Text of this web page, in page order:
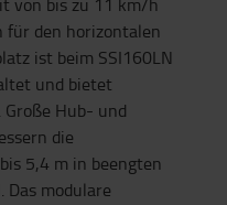
für den horizontalen
ist beim SSI160LN
und bietet
Hub- und
die
5,4 m in beengten
Das modulare